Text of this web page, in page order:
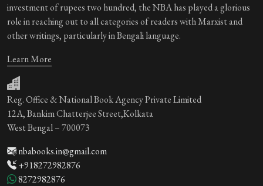
investment of rupees two hundred, the NBA has played a glorious
role in reaching out to all categories of readers with Marxist and
other writings, particularly in Bengali language.
Learn More
Reg. Office & National Book Agency Private Limited
12A, Bankim Chatterjee Street,Kolkata
West Bengal – 700073
nbabooks.in@gmail.com
+918272982876
8272982876